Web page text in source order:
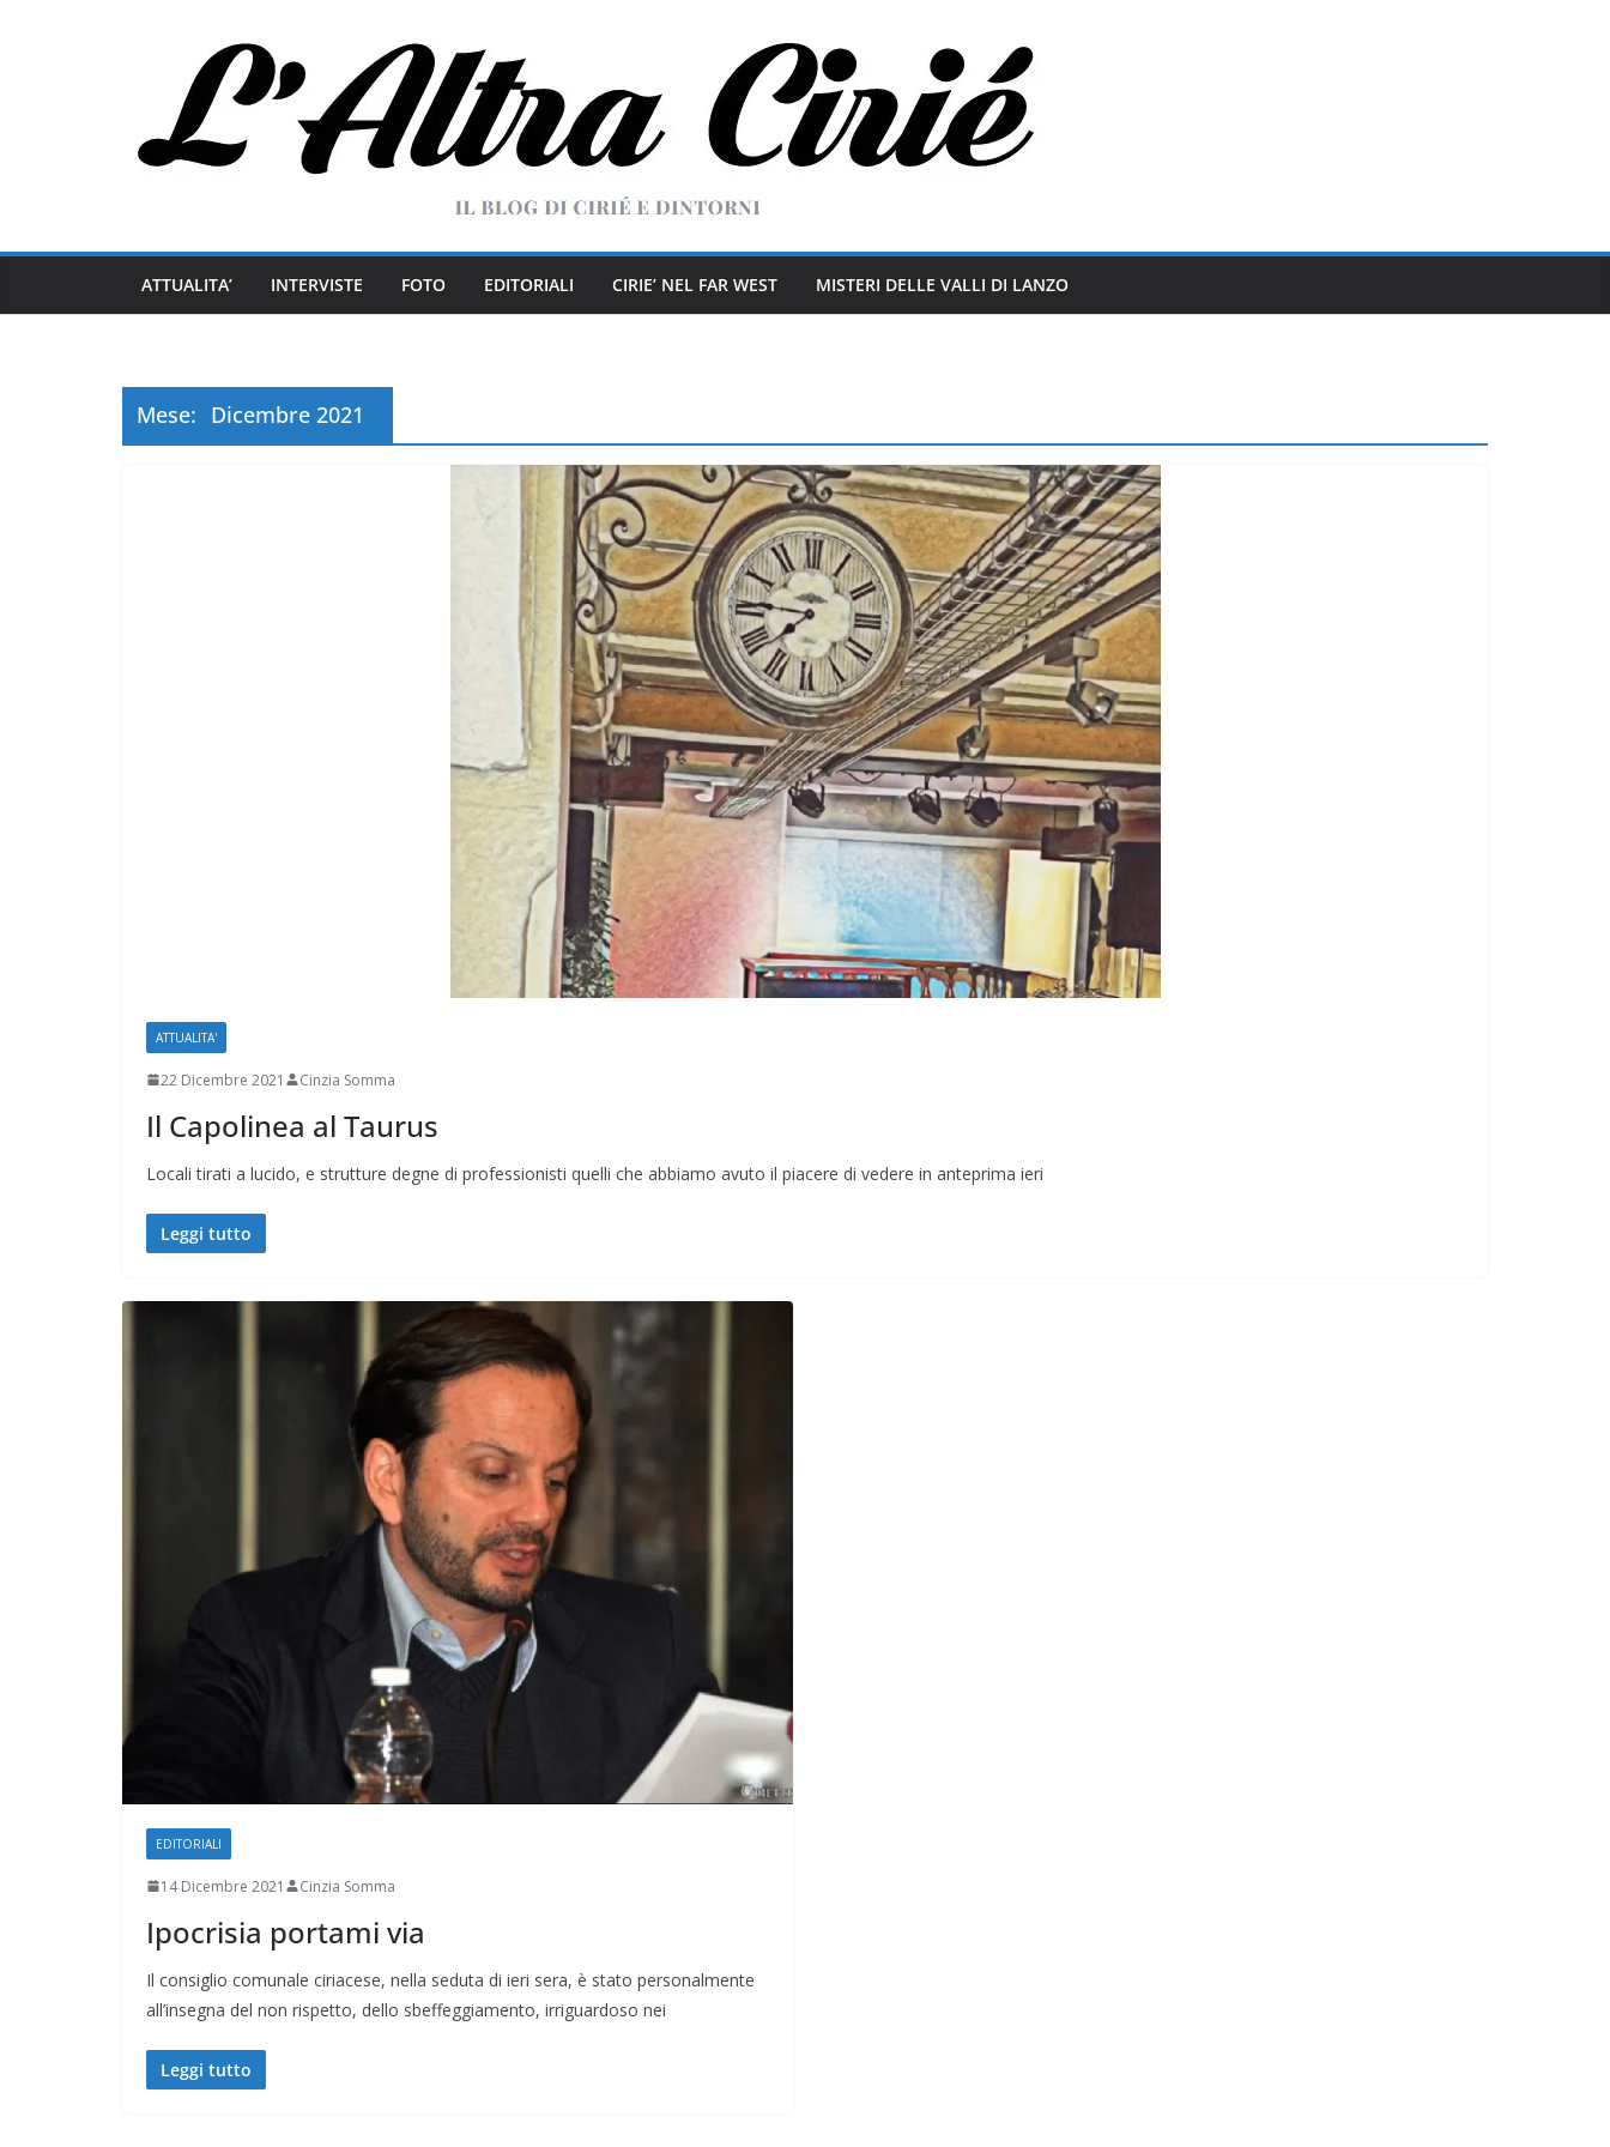
ATTUALITA’ INTERVISTE FOTO EDITORIALI CIRIE’ NEL FAR WEST MISTERI DELLE VALLI DI LANZO
Mese: Dicembre 2021
ATTUALITA'
22 Dicembre 2021 Cinzia Somma
Il Capolinea al Taurus
Locali tirati a lucido, e strutture degne di professionisti quelli che abbiamo avuto il piacere di vedere in anteprima ieri
Leggi tutto
EDITORIALI
14 Dicembre 2021 Cinzia Somma
Ipocrisia portami via
Il consiglio comunale ciriacese, nella seduta di ieri sera, è stato personalmente
all’insegna del non rispetto, dello sbeffeggiamento, irriguardoso nei
Leggi tutto